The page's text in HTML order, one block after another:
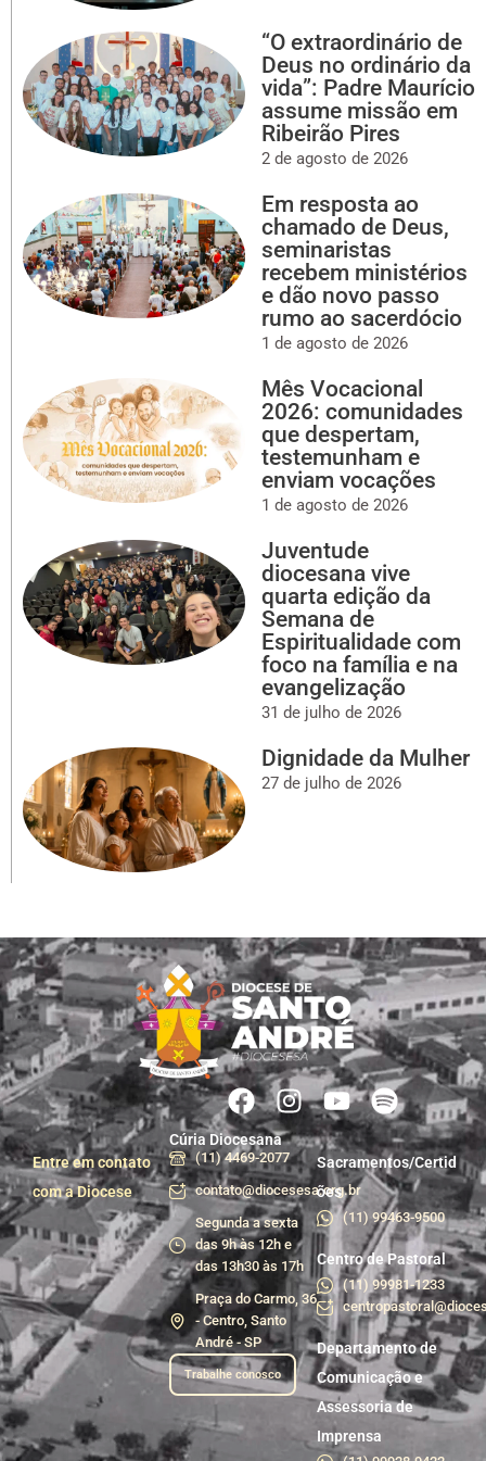
“O extraordinário de
Deus no ordinário da
vida”: Padre Maurício
assume missão em
Ribeirão Pires
2 de agosto de 2026
Em resposta ao
chamado de Deus,
seminaristas
recebem ministérios
e dão novo passo
rumo ao sacerdócio
1 de agosto de 2026
Mês Vocacional
2026: comunidades
que despertam,
testemunham e
enviam vocações
1 de agosto de 2026
Juventude
diocesana vive
quarta edição da
Semana de
Espiritualidade com
foco na família e na
evangelização
31 de julho de 2026
Dignidade da Mulher
27 de julho de 2026
Entre em contato
com a Diocese
Cúria Diocesana
(11) 4469-2077
contato@diocesesa.org.br
Segunda a sexta
das 9h às 12h e
das 13h30 às 17h
Praça do Carmo, 36
- Centro, Santo
André - SP
Trabalhe conosco
Sacramentos/Certid
ões
(11) 99463-9500
Centro de Pastoral
(11) 99981-1233
Departamento de
Comunicação e
Assessoria de
Imprensa